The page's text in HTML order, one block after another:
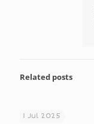
Related posts
1 Jul 2025